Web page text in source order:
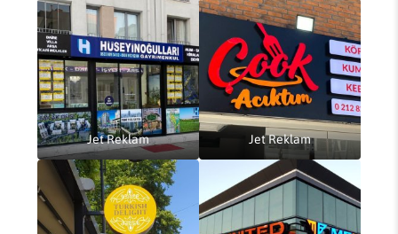
Jet Reklam Jet Reklam